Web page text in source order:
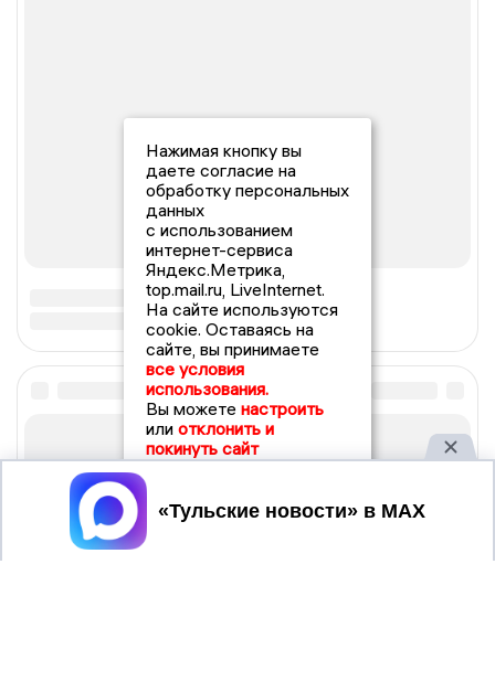
Нажимая кнопку вы
даете согласие на
обработку персональных
данных
с использованием
интернет-сервиса
Яндекс.Метрика,
top.mail.ru, LiveInternet.
На сайте используются
cookie. Оставаясь на
сайте, вы принимаете
все условия
использования.
Вы можете настроить
или отклонить и
покинуть сайт
Принять